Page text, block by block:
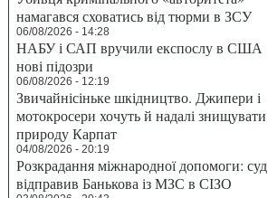
намагався сховатись від тюрми в ЗСУ
06/08/2026 - 14:28
НАБУ і САП вручили експослу в США
нові підозри
06/08/2026 - 12:19
Звичайнісіньке шкідництво. Джипери і
мотокросери хочуть й надалі знищувати
природу Карпат
04/08/2026 - 20:19
Розкрадання міжнародної допомоги: суд
відправив Банькова із МЗС в СІЗО